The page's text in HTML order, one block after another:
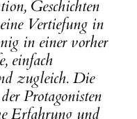
Geschichten
Vertiefung in
in einer vorher
einfach
zugleich. Die
Protagonisten
Erfahrung und